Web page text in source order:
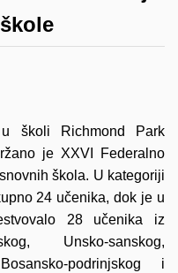
školi Richmond Park
je XXVI Federalno
škola. U kategoriji
24 učenika, dok je u
28 učenika iz
Unsko-sanskog,
podrinjskog i